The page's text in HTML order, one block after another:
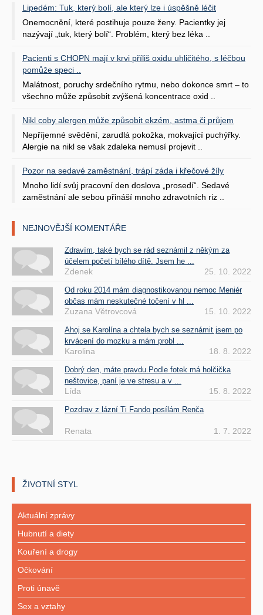
Lipedém: Tuk, který bolí, ale který lze i úspěšně léčit
Onemocnění, které postihuje pouze ženy. Pacientky jej
nazývají „tuk, který bolí“. Problém, který bez léka ..
Pacienti s CHOPN mají v krvi příliš oxidu uhličitého, s léčbou
pomůže speci ..
Malátnost, poruchy srdečního rytmu, nebo dokonce smrt – to
všechno může způsobit zvýšená koncentrace oxid ..
Nikl coby alergen může způsobit ekzém, astma či průjem
Nepříjemné svědění, zarudlá pokožka, mokvající puchýřky.
Alergie na nikl se však zdaleka nemusí projevit ..
Pozor na sedavé zaměstnání, trápí záda i křečové žíly
Mnoho lidí svůj pracovní den doslova „prosedí“. Sedavé
zaměstnání ale sebou přináší mnoho zdravotních riz ..
NEJNOVĚJŠÍ KOMENTÁŘE
Zdravím, také bych se rád seznámil z někým za
účelem početí bílého dítě. Jsem he ...
Zdenek 25. 10. 2022
Od roku 2014 mám diagnostikovanou nemoc Meniér
občas mám neskutečné točení v hl ...
Zuzana Větrovcová 15. 10. 2022
Ahoj se Karolína a chtela bych se seznámit jsem po
krvácení do mozku a mám probl ...
Karolina 18. 8. 2022
Dobrý den, máte pravdu.Podle fotek má holčička
neštovice, paní je ve stresu a v ...
Lída 15. 8. 2022
Pozdrav z lázní Ti Fando posílám Renča
Renata 1. 7. 2022
ŽIVOTNÍ STYL
Aktuální zprávy
Hubnutí a diety
Kouření a drogy
Očkování
Proti únavě
Sex a vztahy